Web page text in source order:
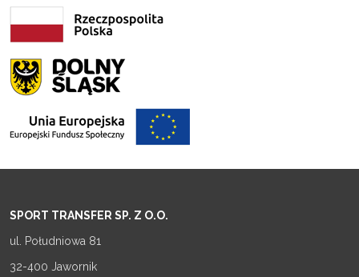
SPORT TRANSFER SP. Z O.O.
ul. Południowa 81
32-400 Jawornik